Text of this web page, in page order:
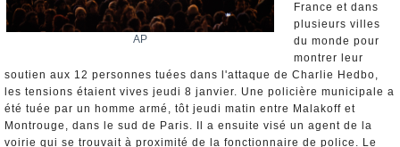
AP
France et dans
plusieurs villes
du monde pour
montrer leur
soutien aux 12 personnes tuées dans l'attaque de Charlie Hedbo,
les tensions étaient vives jeudi 8 janvier. Une policière municipale a
été tuée par un homme armé, tôt jeudi matin entre Malakoff et
Montrouge, dans le sud de Paris. Il a ensuite visé un agent de la
voirie qui se trouvait à proximité de la fonctionnaire de police. Le